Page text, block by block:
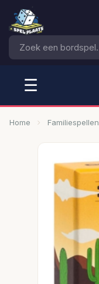
☰
Home Familiespellen